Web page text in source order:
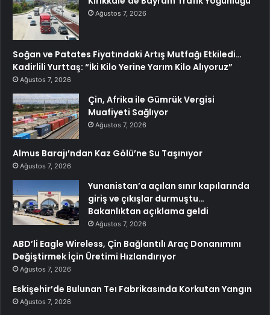
Ağustos 7, 2026
Soğan ve Patates Fiyatındaki Artış Mutfağı Etkiledi…
Kadirlili Yurttaş: “İki Kilo Yerine Yarım Kilo Alıyoruz”
Ağustos 7, 2026
Çin, Afrika ile Gümrük Vergisi
Muafiyeti Sağlıyor
Ağustos 7, 2026
Almus Barajı’ndan Kaz Gölü’ne Su Taşınıyor
Ağustos 7, 2026
Yunanistan’a açılan sınır kapılarında
giriş ve çıkışlar durmuştu…
Bakanlıktan açıklama geldi
Ağustos 7, 2026
ABD’li Eagle Wireless, Çin Bağlantılı Araç Donanımını
Değiştirmek İçin Üretimi Hızlandırıyor
Ağustos 7, 2026
Eskişehir’de Bulunan Teı Fabrikasında Korkutan Yangın
Ağustos 7, 2026